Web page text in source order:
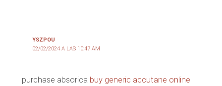
YSZPOU
02/02/2024 A LAS 10:47 AM
purchase absorica buy generic accutane online